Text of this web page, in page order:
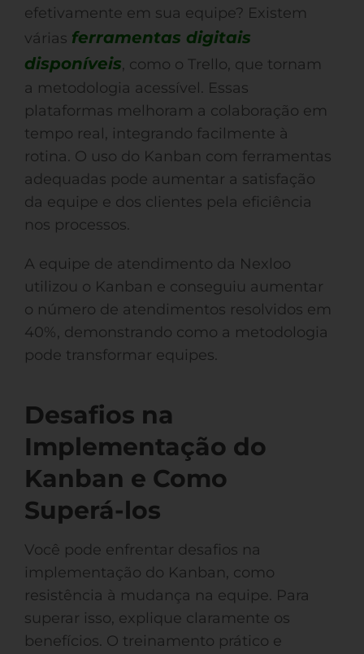
efetivamente em sua equipe? Existem
várias ferramentas digitais
disponíveis, como o Trello, que tornam
a metodologia acessível. Essas
plataformas melhoram a colaboração em
tempo real, integrando facilmente à
rotina. O uso do Kanban com ferramentas
adequadas pode aumentar a satisfação
da equipe e dos clientes pela eficiência
nos processos.
A equipe de atendimento da Nexloo
utilizou o Kanban e conseguiu aumentar
o número de atendimentos resolvidos em
40%, demonstrando como a metodologia
pode transformar equipes.
Desafios na
Implementação do
Kanban e Como
Superá-los
Você pode enfrentar desafios na
implementação do Kanban, como
resistência à mudança na equipe. Para
superar isso, explique claramente os
benefícios. O treinamento prático e